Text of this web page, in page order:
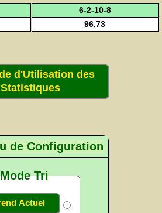
6-2-10-8
96,73
d'Utilisation des
Statistiques
de Configuration
Mode Tri
Actuel